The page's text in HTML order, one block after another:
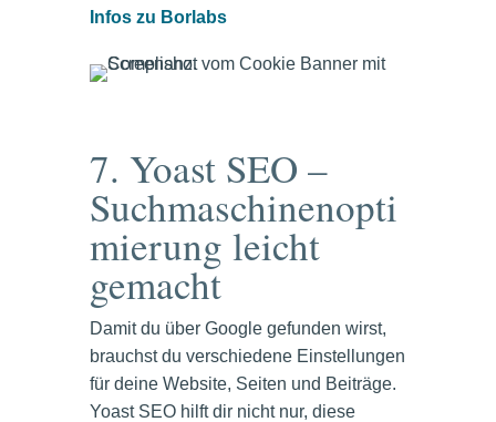
Infos zu Borlabs
7. Yoast SEO –
Suchmaschinenopti
mierung leicht
gemacht
Damit du über Google gefunden wirst,
brauchst du verschiedene Einstellungen
für deine Website, Seiten und Beiträge.
Yoast SEO hilft dir nicht nur, diese